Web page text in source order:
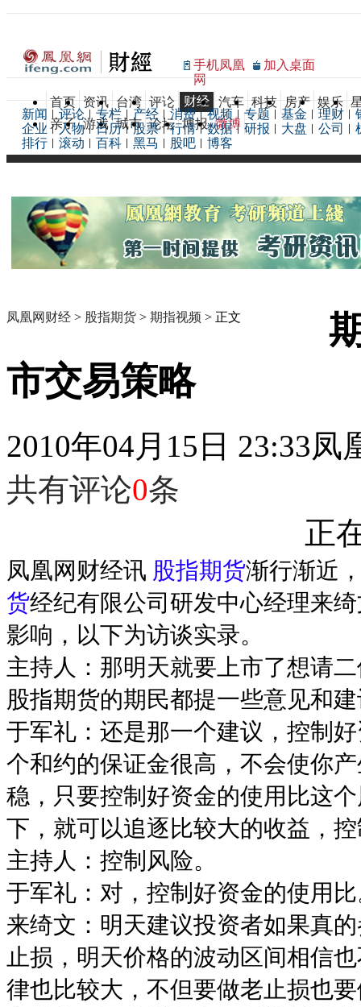
手机凤凰
网
加入桌面
首页 资讯 台湾 评论 财经 汽车 科技 房产 娱乐
亲子 游戏 城市 论坛 博报 微博
新闻 评论 专栏 产经 消费 视频 专题 基金 理财
企业
人物 日历 股票 行情 数据 研报 大盘 公司
排行
滚动 百科 黑马 股吧 博客
凤凰网财经 > 股指期货 > 期指视频 > 正文
市交易策略
2010年04月15日 23:33凤
共有评论0条
正
凤凰网财经讯 股指期货渐行渐近
货经纪有限公司研发中心经理来
影响，以下为访谈实录。
主持人：那明天就要上市了想请
股指期货的期民都提一些意见和
于军礼：还是那一个建议，控制
个和约的保证金很高，不会使你
稳，只要控制好资金的使用比这
下，就可以追逐比较大的收益，
主持人：控制风险。
于军礼：对，控制好资金的使用
来绮文：明天建议投资者如果真
止损，明天价格的波动区间相信
律也比较大，不但要做老止损也